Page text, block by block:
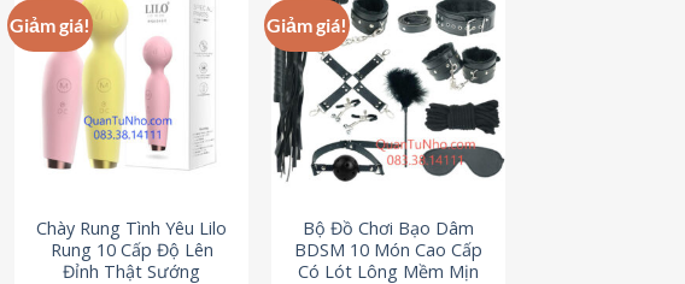
Giảm giá!
Chày Rung Tình Yêu Lilo
Rung 10 Cấp Độ Lên
Đỉnh Thật Sướng
Giảm giá!
Bộ Đồ Chơi Bạo Dâm
BDSM 10 Món Cao Cấp
Có Lót Lông Mềm Mịn